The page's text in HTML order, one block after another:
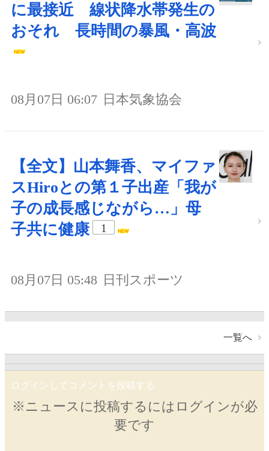
に最接近 線状降水帯発生の
おそれ 長時間の暴風・高波
08月07日 06:07 日本気象協会
【全文】山本舞香、マイファ
スHiroとの第１子出産「我が
子の成長感じながら…」母
子共に健康
1
08月07日 05:48 日刊スポーツ
一覧へ
ログインしてコメントを投稿する
※ニュースに投稿するにはログインが必
要です